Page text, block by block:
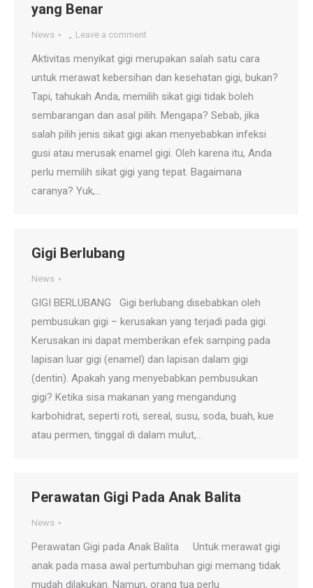
yang Benar
News Leave a comment
Aktivitas menyikat gigi merupakan salah satu cara
untuk merawat kebersihan dan kesehatan gigi, bukan?
Tapi, tahukah Anda, memilih sikat gigi tidak boleh
sembarangan dan asal pilih. Mengapa? Sebab, jika
salah pilih jenis sikat gigi akan menyebabkan infeksi
gusi atau merusak enamel gigi. Oleh karena itu, Anda
perlu memilih sikat gigi yang tepat. Bagaimana
caranya? Yuk,…
Gigi Berlubang
News
GIGI BERLUBANG Gigi berlubang disebabkan oleh
pembusukan gigi – kerusakan yang terjadi pada gigi.
Kerusakan ini dapat memberikan efek samping pada
lapisan luar gigi (enamel) dan lapisan dalam gigi
(dentin). Apakah yang menyebabkan pembusukan
gigi? Ketika sisa makanan yang mengandung
karbohidrat, seperti roti, sereal, susu, soda, buah, kue
atau permen, tinggal di dalam mulut,…
Perawatan Gigi Pada Anak Balita
News
Perawatan Gigi pada Anak Balita Untuk merawat gigi
anak pada masa awal pertumbuhan gigi memang tidak
mudah dilakukan. Namun, orang tua perlu